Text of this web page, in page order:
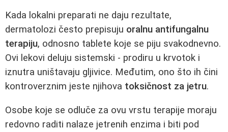
Kada lokalni preparati ne daju rezultate,
dermatolozi često prepisuju oralnu antifungalnu
terapiju, odnosno tablete koje se piju svakodnevno.
Ovi lekovi deluju sistemski - prodiru u krvotok i
iznutra uništavaju gljivice. Međutim, ono što ih čini
kontroverznim jeste njihova toksičnost za jetru.
Osobe koje se odluče za ovu vrstu terapije moraju
redovno raditi nalaze jetrenih enzima i biti pod